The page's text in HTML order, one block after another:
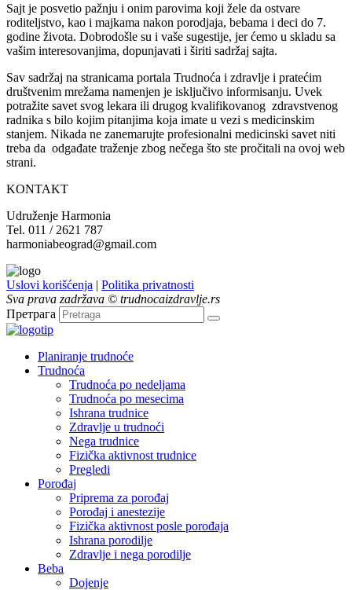
Sajt je posvetio pažnju i onim parovima koji žele da ostvare
roditeljstvo, kao i majkama nakon porodjaja, bebama i deci do 7.
godine života. Dobrodošle su i vaše sugestije, jer ćemo u skladu sa
vašim interesovanjima, dopunjavati i širiti sadržaj sajta.
Sav sadržaj na stranicama portala Trudnoća i zdravlje i pratećim
društvenim mrežama namenjen je isključivo informisanju. Uvek
potražite savet svog lekara ili drugog kvalifikovanog zdravstvenog
radnika s bilo kojim pitanjima koja imate u vezi s medicinskim
stanjem. Nikada ne zanemarujte profesionalni medicinski savet niti
treba da odgađate traženje zbog nečega što ste pročitali na ovoj web
strani.
KONTAKT
Udruženje Harmonia
Tel. 011 / 2621 787
harmoniabeograd@gmail.com
Uslovi korišćenja | Politika privatnosti
Sva prava zadržava © trudnocaizdravlje.rs
Претрага
Planiranje trudnoće
Trudnoća
Trudnoća po nedeljama
Trudnoća po mesecima
Ishrana trudnice
Zdravlje u trudnoći
Nega trudnice
Fizička aktivnost trudnice
Pregledi
Porođaj
Priprema za porođaj
Porođaj i anestezije
Fizička aktivnost posle porođaja
Ishrana porodilje
Zdravlje i nega porodilje
Beba
Dojenje